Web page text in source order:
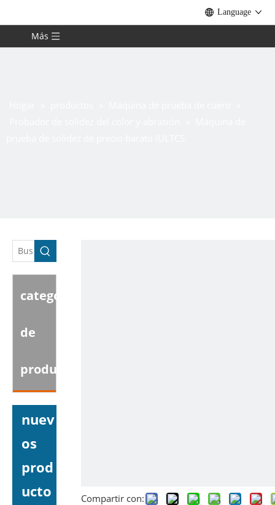
Language
Más
categoria
de
producto
nuev
os
prod
ucto
Compartir con: